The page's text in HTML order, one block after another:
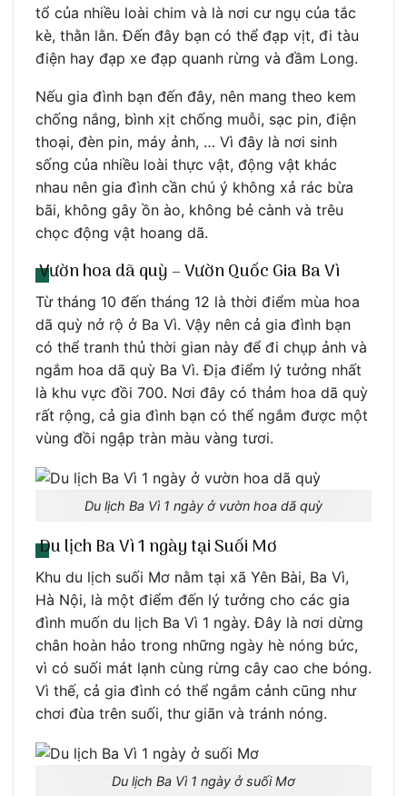
tổ của nhiều loài chim và là nơi cư ngụ của tắc
kè, thằn lằn. Đến đây bạn có thể đạp vịt, đi tàu
điện hay đạp xe đạp quanh rừng và đầm Long.
Nếu gia đình bạn đến đây, nên mang theo kem
chống nắng, bình xịt chống muỗi, sạc pin, điện
thoại, đèn pin, máy ảnh, … Vì đây là nơi sinh
sống của nhiều loài thực vật, động vật khác
nhau nên gia đình cần chú ý không xả rác bừa
bãi, không gây ồn ào, không bẻ cành và trêu
chọc động vật hoang dã.
Vườn hoa dã quỳ – Vườn Quốc Gia Ba Vì
Từ tháng 10 đến tháng 12 là thời điểm mùa hoa
dã quỳ nở rộ ở Ba Vì. Vậy nên cả gia đình bạn
có thể tranh thủ thời gian này để đi chụp ảnh và
ngắm hoa dã quỳ Ba Vì. Địa điểm lý tưởng nhất
là khu vực đồi 700. Nơi đây có thảm hoa dã quỳ
rất rộng, cả gia đình bạn có thể ngắm được một
vùng đồi ngập tràn màu vàng tươi.
Du lịch Ba Vì 1 ngày ở vườn hoa dã quỳ
Du lịch Ba Vì 1 ngày tại Suối Mơ
Khu du lịch suối Mơ nằm tại xã Yên Bài, Ba Vì,
Hà Nội, là một điểm đến lý tưởng cho các gia
đình muốn du lịch Ba Vì 1 ngày. Đây là nơi dừng
chân hoàn hảo trong những ngày hè nóng bức,
vì có suối mát lạnh cùng rừng cây cao che bóng.
Vì thế, cả gia đình có thể ngắm cảnh cũng như
chơi đùa trên suối, thư giãn và tránh nóng.
Du lịch Ba Vì 1 ngày ở suối Mơ